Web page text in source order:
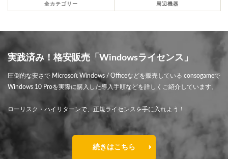
全カテゴリー 周辺機器
実践済み！格安販売「Windowsライセンス」
圧倒的な安さで Microsoft Windows / Officeなどを販売している consogameで
Windows 10 Proを実際に購入した導入手順などを詳しくご紹介しています。
ローリスク・ハイリターンで、正規ライセンスを手に入れよう！
続きはこちら